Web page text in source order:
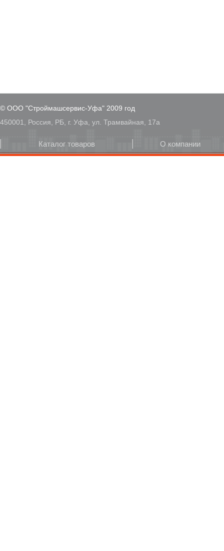
© ООО "Строймашсервис-Уфа" 2009 год
450001, Россия, РБ, г. Уфа, ул. Трамвайная, 17а
Каталог товаров О компании